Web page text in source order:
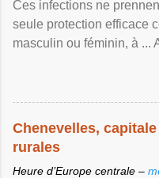
Ces infections ne
seule protection efficace
masculin ou féminin, à ...
Chenevelles,
rurales
Heure d’Europe centrale –